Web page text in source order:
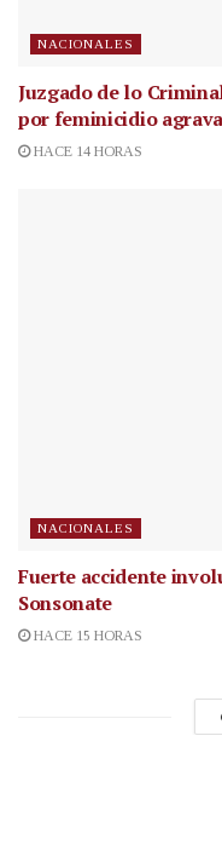
NACIONALES
Juzgado de lo
por feminicidio
HACE 14 HORAS
NACIONALES
Fuerte accidente
Sonsonate
HACE 15 HORAS